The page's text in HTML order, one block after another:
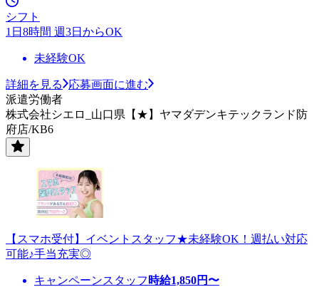
シフト
1日8時間 週3日からOK
未経験OK
詳細を見る
応募画面に進む
派遣労働者
株式会社シエロ_山口県【★】ヤマダデンキテックランド防
府店/KB6
【スマホ受付】イベントスタッフ★未経験OK！週払い対応
可能♪手当充実◎
キャンペーンスタッフ 時給1,850円〜